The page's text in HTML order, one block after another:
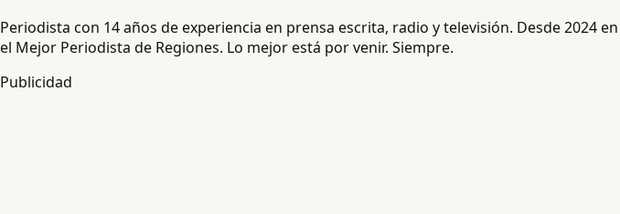
Periodista con 14 años de experiencia en prensa escrita, radio y televisión. Desde 2024
el Mejor Periodista de Regiones. Lo mejor está por venir. Siempre.
Publicidad